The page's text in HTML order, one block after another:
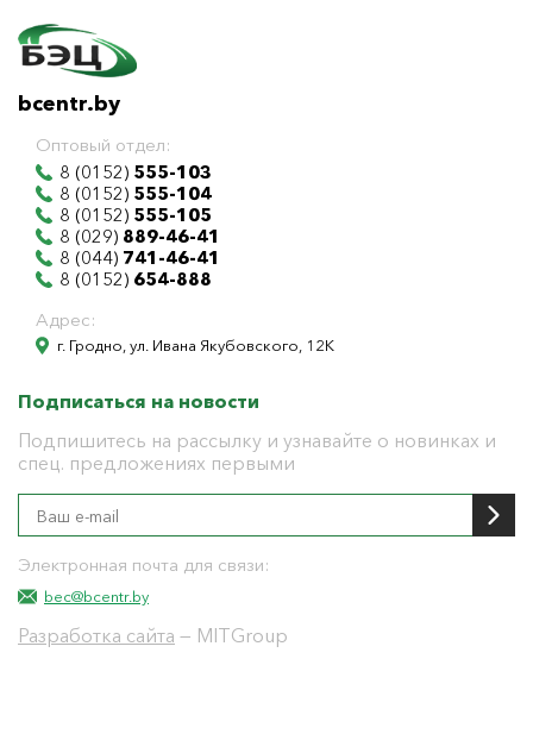
bcentr.by
Оптовый отдел:
8 (0152) 555-103
8 (0152) 555-104
8 (0152) 555-105
8 (029) 889-46-41
8 (044) 741-46-41
8 (0152) 654-888
Адрес:
г. Гродно, ул. Ивана Якубовского, 12К
Подписаться на новости
Подпишитесь на рассылку и узнавайте о новинках и
спец. предложениях первыми
Электронная почта для связи:
bec@bcentr.by
Разработка сайта — MITGroup